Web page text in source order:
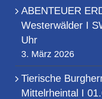
ABENTEUER
Westerwälder I
Uhr
3. März 2026
Tierische
Mittelrheintal I